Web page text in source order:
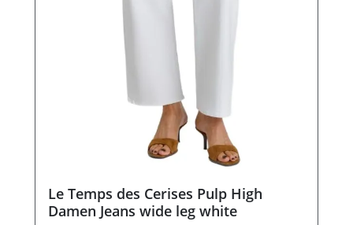
Le Temps des Cerises Pulp High
Damen Jeans wide leg white